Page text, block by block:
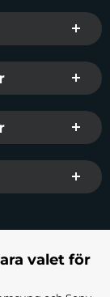
länkar
valet för